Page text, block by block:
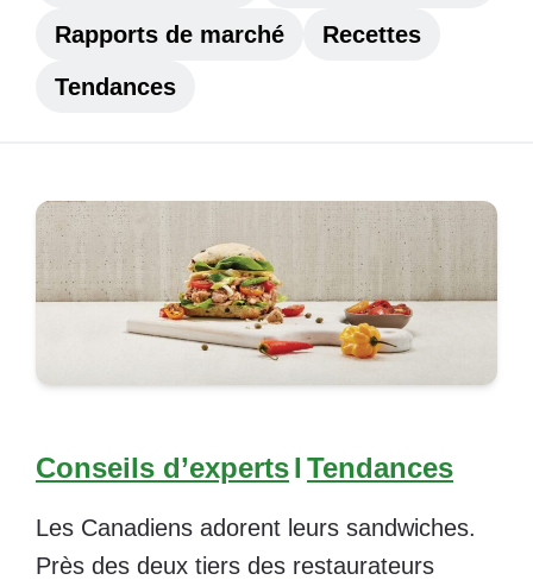
Rapports de marché
Recettes
Tendances
Conseils d’expertsI Tendances
Les Canadiens adorent leurs sandwiches.
Près des deux tiers des restaurateurs